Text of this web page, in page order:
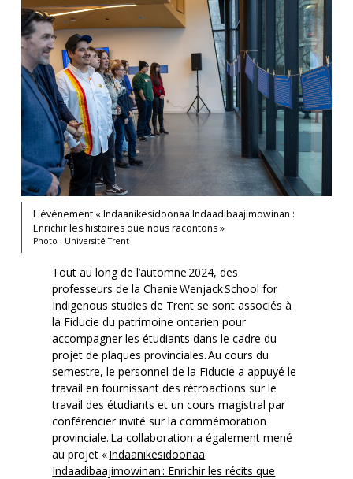
L'événement « Indaanikesidoonaa Indaadibaajimowinan :
Enrichir les histoires que nous racontons »
Photo : Université Trent
Tout au long de l’automne 2024, des
professeurs de la Chanie Wenjack School for
Indigenous studies de Trent se sont associés à
la Fiducie du patrimoine ontarien pour
accompagner les étudiants dans le cadre du
projet de plaques provinciales. Au cours du
semestre, le personnel de la Fiducie a appuyé le
travail en fournissant des rétroactions sur le
travail des étudiants et un cours magistral par
conférencier invité sur la commémoration
provinciale. La collaboration a également mené
au projet «Indaanikesidoonaa
Indaadibaajimowinan : Enrichir les récits que